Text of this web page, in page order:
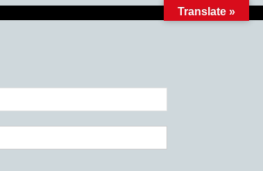
Translate »